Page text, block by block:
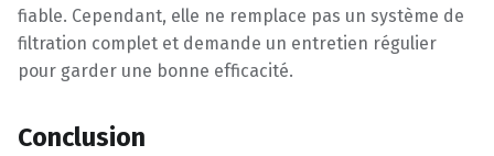
fiable. Cependant, elle ne remplace pas un système de
filtration complet et demande un entretien régulier
pour garder une bonne efficacité.
Conclusion